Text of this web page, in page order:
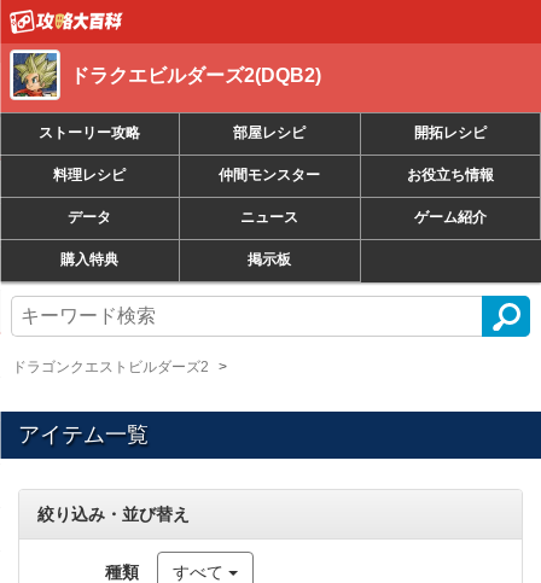
ドラクエビルダーズ2(DQB2)
ストーリー攻略 部屋レシピ 開拓レシピ
料理レシピ 仲間モンスター お役立ち情報
データ ニュース ゲーム紹介
購入特典 掲示板
ドラゴンクエストビルダーズ2
アイテム一覧
絞り込み・並び替え
種類 すべて